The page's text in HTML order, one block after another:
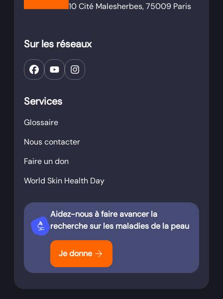
10 Cité Malesherbes, 75009 Paris
Sur les réseaux
Services
Glossaire
Nous contacter
Faire un don
World Skin Health Day
biotech
Aidez-nous à faire avancer la
recherche sur les maladies de la peau
Je donne arrow_forward